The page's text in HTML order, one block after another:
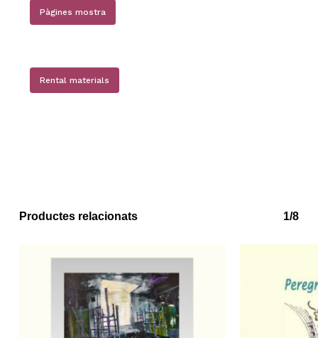
Pàgines mostra
Rental materials
Productes relacionats 1/8